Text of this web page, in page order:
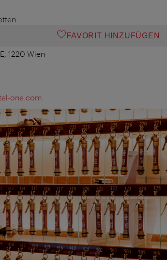
anzeigen
ausblenden
FAVORIT HINZUFÜGEN
1220 Wien
one.com